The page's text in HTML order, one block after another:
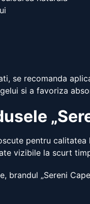
se recomanda
si a favoriza
pentru
vizibile la scurt
brandul „Sereni